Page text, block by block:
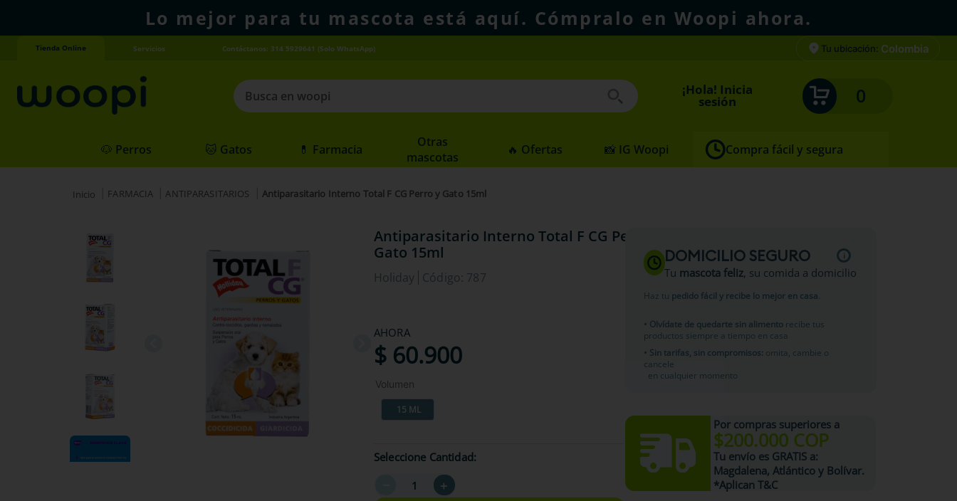
Lo mejor para tu mascota está aquí. Cómpralo en Woopi ahora.
Tienda Online Servicios Contáctanos: 314 5929641 (Solo WhatsApp) Tu ubicación: Colombia
Busca en woopi
1
agility gold
¡Hola! Inicia
sesión 0
🐶 Perros 🐱 Gatos 💊 Farmacia
Otras
mascotas
🔥 Ofertas 📸 IG Woopi Compra fácil y segura
FARMACIA ANTIPARASITARIOS Antiparasitario Interno Total F CG Perro y Gato 15ml
Antiparasitario Interno Total F CG Perro y
Gato 15ml
Holiday Código: 787
AHORA
$ 60.900
Volumen
15 ML
Seleccione Cantidad
＋
DOMICILIO SEGURO
Tu mascota feliz, su comida a domicilio
Haz tu pedido fácil y recibe lo mejor en casa
• Olvídate de quedarte sin alimentorecibe tus
productos siempre a tiempo en casa
• Sin tarifas, sin compromisos: omita, cambie o
cancele
en cualquier momento
Por compras superiores a
$200.000 COP
Tu envío es GRATISa:
Magdalena, Atlántico y Bolívar.
*Aplican T&C